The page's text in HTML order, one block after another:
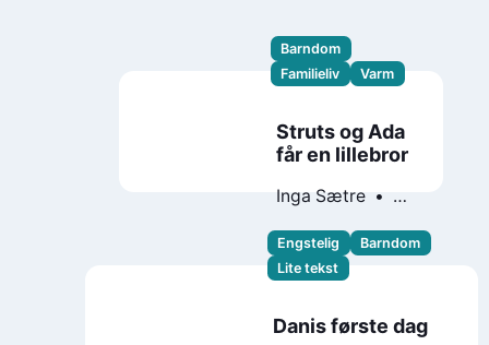
Barndom
Familieliv
Varm
Struts og Ada
får en lillebror
Inga Sætre
Skretting
Engstelig
Barndom
Lite tekst
Danis første dag